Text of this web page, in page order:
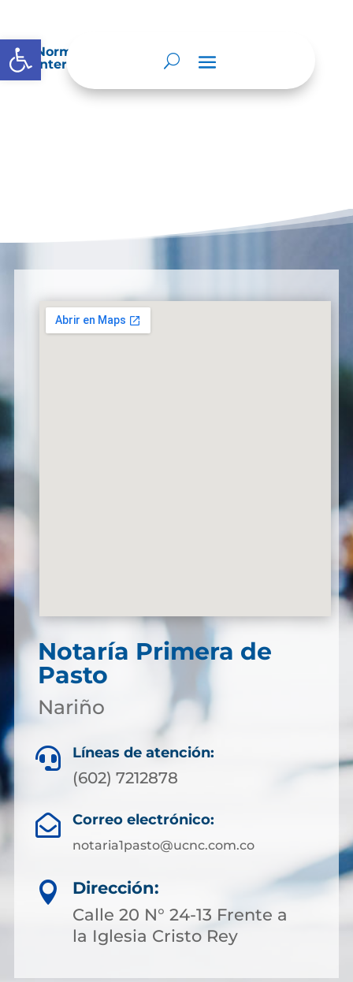
Abrir barra de herramientas
Normatividad especial que les aplique de
interés.
Notaría Primera de
Pasto
Nariño
 Líneas de atención:
(602) 7212878
 Correo electrónico:
notaria1pasto@ucnc.com.co

Dirección:
Calle 20 N° 24-13 Frente a
la Iglesia Cristo Rey